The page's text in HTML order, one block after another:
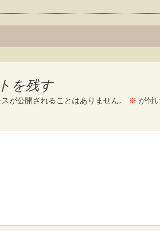
を残す
が公開されることはありません。 ※ が付